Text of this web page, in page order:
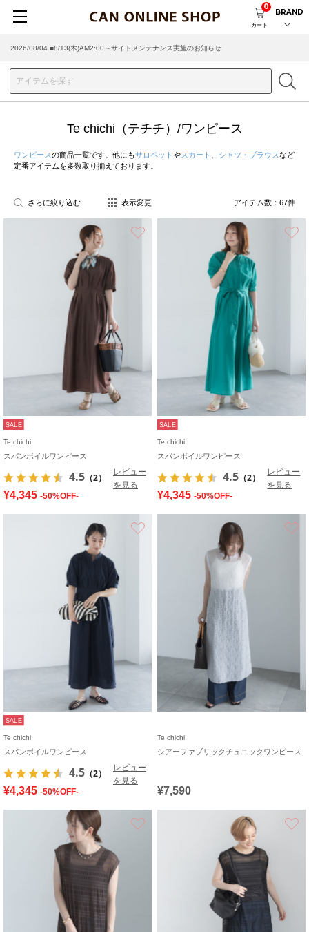
カート
0
BRAND
2026/08/04 ■8/13(木)AM2:00～サイトメンテナンス実施のお知らせ
Te chichi（テチチ）/ワンピース
ワンピースの商品一覧です。他にもサロペット やスカート シャツ・ブラウスなど
定番アイテムを多数取り揃えております。
さらに絞り込む 表示変更 アイテム数： 67件
SALE
Te chichi
スパンボイルワンピース
4.5 （2）
レビュー
を見る
¥4,345 -50%OFF-
SALE
Te chichi
スパンボイルワンピース
4.5 （2）
レビュー
を見る
¥4,345 -50%OFF-
SALE
Te chichi
スパンボイルワンピース
4.5 （2）
レビュー
を見る
¥4,345 -50%OFF-
Te chichi
シアーファブリックチュニックワンピース
¥7,590